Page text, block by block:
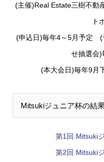
(主催)Real Estate三樹不
ト
(申込日)毎年4～5月予定
せ抽選会)
(本大会日)毎年9月
Mitsukiジュニア杯の結
第1回 Mitsuki
第2回 Mitsuki